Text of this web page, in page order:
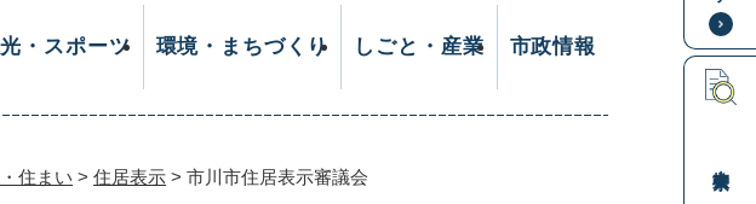
・スポーツ 環境・まちづくり しごと・産業 市政情報
住まい > 住居表示 > 市川市住居表示審議会